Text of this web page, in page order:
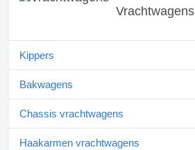
Vrachtwagens
Kippers
Bakwagens
Chassis vrachtwagens
Haakarmen vrachtwagens